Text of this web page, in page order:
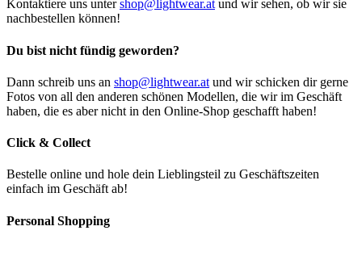
Kontaktiere uns untershop@lightwear.at und wir sehen, ob wir sie
nachbestellen können!
Du bist nicht fündig geworden?
Dann schreib uns an shop@lightwear.at und wir schicken dir gerne
Fotos von all den anderen schönen Modellen, die wir im Geschäft
haben, die es aber nicht in den Online-Shop geschafft haben!
Click & Collect
Bestelle online und hole dein Lieblingsteil zu Geschäftszeiten
einfach im Geschäft ab!
Personal Shopping